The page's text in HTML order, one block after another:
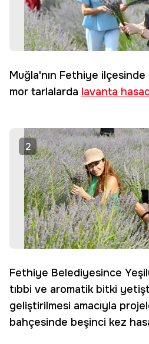
Muğla'nın Fethiye
mor tarlalarda lavanta
2
Fethiye Belediyesince
tıbbi ve aromatik bitki
geliştirilmesi amacıyla
bahçesinde beşinci kez